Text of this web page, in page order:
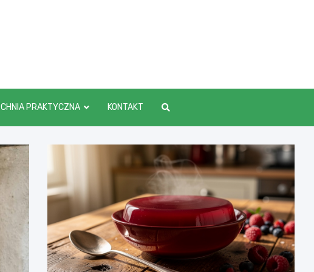
PRAKTYCZNA KONTAKT